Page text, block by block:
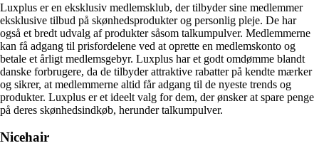
Luxplus er en eksklusiv medlemsklub, der tilbyder sine medlemmer
eksklusive tilbud på skønhedsprodukter og personlig pleje. De har
også et bredt udvalg af produkter såsom talkumpulver. Medlemmerne
kan få adgang til prisfordelene ved at oprette en medlemskonto og
betale et årligt medlemsgebyr. Luxplus har et godt omdømme blandt
danske forbrugere, da de tilbyder attraktive rabatter på kendte mærker
og sikrer, at medlemmerne altid får adgang til de nyeste trends og
produkter. Luxplus er et ideelt valg for dem, der ønsker at spare penge
på deres skønhedsindkøb, herunder talkumpulver.
Nicehair